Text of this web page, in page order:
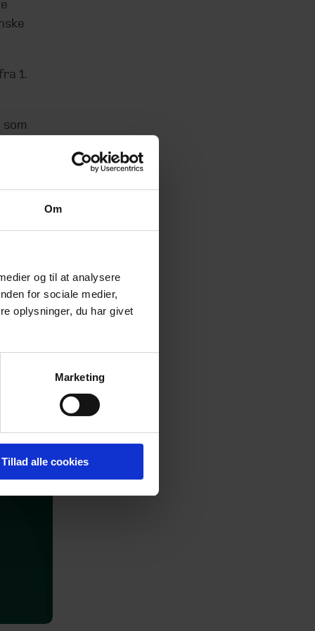
Om
og til at analysere
for sociale medier,
oplysninger, du har givet
Marketing
Tillad alle cookies
1.